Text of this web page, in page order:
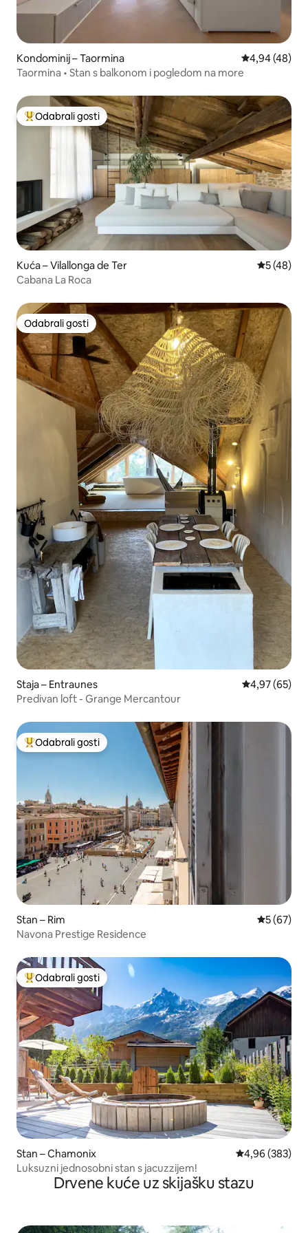
Kondominij – Taormina Prosječna
4,94 (48)
Taormina • Stan s balkonom i pogledom na more
Među najviše rangiranima s oznakom „Odabrali gosti”
Odabrali gosti
Kuća – Vilallonga de Ter Prosječna
5 (48)
Cabana La Roca
Odabrali gosti
Odabrali gosti
Staja – Entraunes Prosječna
4,97 (65)
Predivan loft - Grange Mercantour
Među najviše rangiranima s oznakom „Odabrali gosti”
Odabrali gosti
Stan – Rim Prosječna
5 (67)
Navona Prestige Residence
Među najviše rangiranima s oznakom „Odabrali gosti”
Odabrali gosti
Stan – Chamonix Prosječna
4,96 (383)
Luksuzni jednosobni stan s jacuzzijem!
Drvene kuće uz skijašku stazu